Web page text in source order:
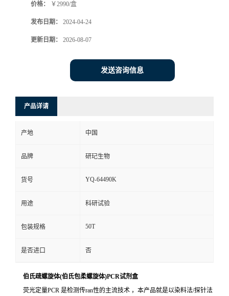
价格： ￥2990/盒
发布日期： 2024-04-24
更新日期： 2026-08-07
发送咨询信息
产品详请
产地 中国
品牌 研玘生物
货号 YQ-64490K
用途 科研试验
包装规格 50T
是否进口 否
伯氏疏螺旋体(伯氏包柔螺旋体)PCR试剂盒
荧光定量PCR 是检测传ran性的主流技术 ，本产品就是以染料法/探针法